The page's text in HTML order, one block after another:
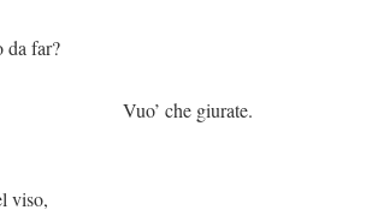
giurate.
viso,